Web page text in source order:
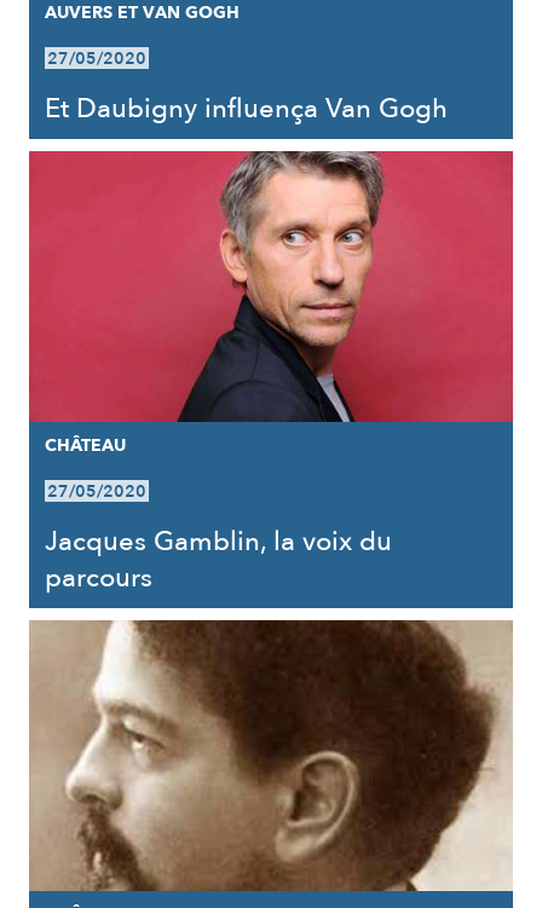
AUVERS ET VAN GOGH
27/05/2020
Et Daubigny influença Van Gogh
CHÂTEAU
27/05/2020
Jacques Gamblin, la voix du
parcours